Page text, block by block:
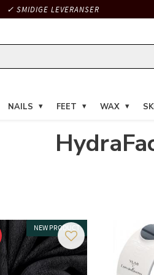
✓ SMIDIGE LEVERANSER
NAILS FEET WAX
NEW PRODUCT
Gem som favorit